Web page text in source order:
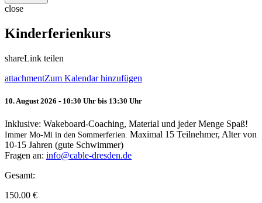
close
Kinderferienkurs
shareLink teilen
attachmentZum Kalendar hinzufügen
10. August 2026 - 10:30 Uhr bis 13:30 Uhr
Inklusive: Wakeboard-Coaching, Material und jeder Menge Spaß!
Immer Mo-Mi in den Sommerferien. Maximal 15 Teilnehmer, Alter von
10-15 Jahren (gute Schwimmer)
Fragen an: info@cable-dresden.de
Gesamt:
150.00 €